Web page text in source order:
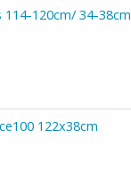
114-120cm/ 34-38cm
122х38cm